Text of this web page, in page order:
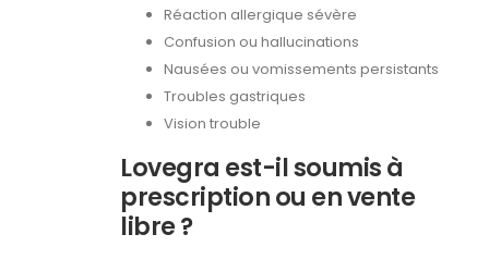
Réaction allergique sévère
Confusion ou hallucinations
Nausées ou vomissements persistants
Troubles gastriques
Vision trouble
Lovegra est-il soumis à
prescription ou en vente
libre ?